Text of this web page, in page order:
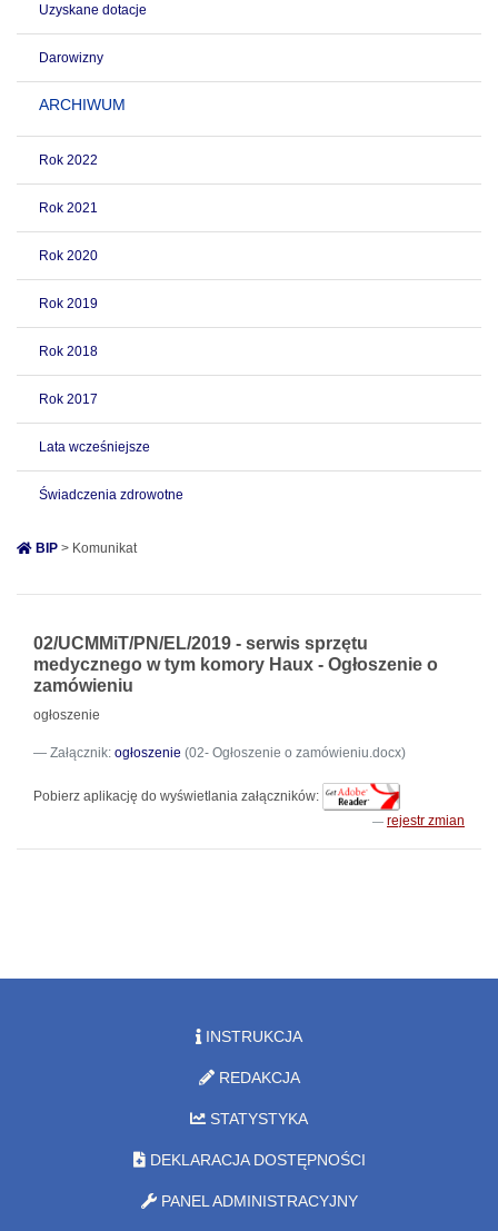
Uzyskane dotacje
Darowizny
ARCHIWUM
Rok 2022
Rok 2021
Rok 2020
Rok 2019
Rok 2018
Rok 2017
Lata wcześniejsze
Świadczenia zdrowotne
BIP > Komunikat
02/UCMMiT/PN/EL/2019 - serwis sprzętu
medycznego w tym komory Haux - Ogłoszenie o
zamówieniu
ogłoszenie
Załącznik: ogłoszenie (02- Ogłoszenie o zamówieniu.docx)
Pobierz aplikację do wyświetlania załączników:
rejestr zmian
INSTRUKCJA
REDAKCJA
STATYSTYKA
DEKLARACJA DOSTĘPNOŚCI
PANEL ADMINISTRACYJNY